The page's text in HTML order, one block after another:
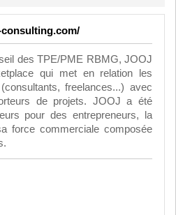
des TPE/PME RBMG, JOOJ
qui met en relation les
freelances...) avec
de projets. JOOJ a été
pour des entrepreneurs, la
force commerciale composée